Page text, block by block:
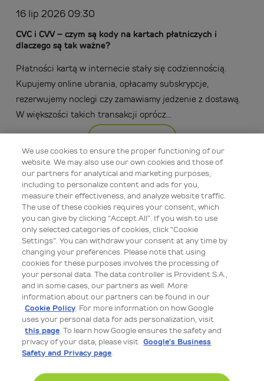
16 lip 2026 09:30
CVC i CVV – czym są kody na kartach płatniczych i
dlaczego są tak ważne?
Płatności kartą w internecie stały się codziennością.
Kupujemy online ubrania, opłacamy subskrypcje,
rezerwujemy noclegi czy zamawiamy jedzenie z dostawą.
W większości takich transakcji oprócz...
Więcej
Edukacja bezpieczeństwa
08 lip 2026 09:00
Hasła, MFA i biometria: proste kroki, by lepiej chronić
swoje finanse
Bankowość internetowa, usługi finansowe i zakupy online
We use cookies to ensure the proper functioning of our
website. We may also use our own cookies and those of
our partners for analytical and marketing purposes,
including to personalize content and ads for you,
measure their effectiveness, and analyze website traffic.
The use of these cookies requires your consent, which
you can give by clicking “Accept All”. If you wish to use
only selected categories of cookies, click “Cookie
Settings”. You can withdraw your consent at any time by
changing your preferences. Please note that using
cookies for these purposes involves the processing of
your personal data. The data controller is Provident S.A.,
and in some cases, our partners as well. More
information about our partners can be found in our
Cookie Policy. For more information on how Google
uses your personal data for ads personalization, visit
this page. To learn how Google ensures the safety and
privacy of your data, please visit Google’s Business
Safety and Privacy page.